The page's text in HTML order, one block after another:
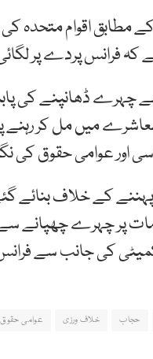
مطابق اقوام متحدہ
کہ فرانس پردے پر
ڈھانپنے کی
میں مل کر رہنے
اور عوامی حقوق کی
پر چہرے چھپانے سے
کی جانب سے فرانس
حجاب خلاف ورزی عوامی حقوق